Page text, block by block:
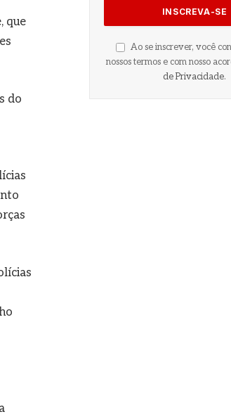
que
do
Ao se inscrever, você
nossos termos e com nosso
de Privacidade.